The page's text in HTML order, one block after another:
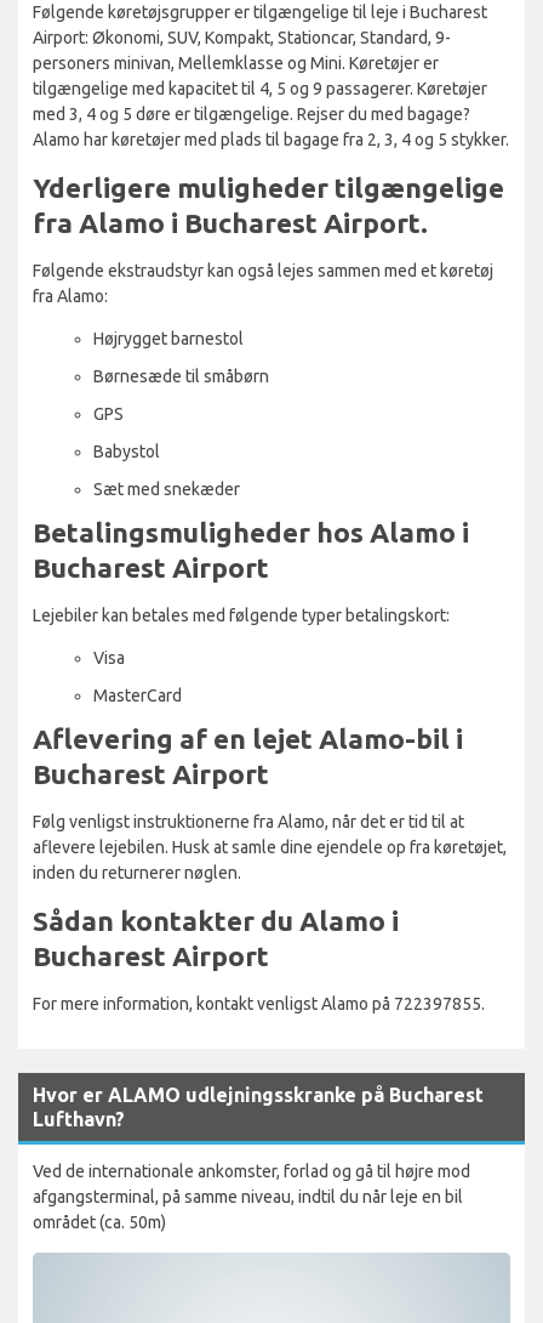
Følgende køretøjsgrupper er tilgængelige til leje i Bucharest
Airport: Økonomi, SUV, Kompakt, Stationcar, Standard, 9-
personers minivan, Mellemklasse og Mini. Køretøjer er
tilgængelige med kapacitet til 4, 5 og 9 passagerer. Køretøjer
med 3, 4 og 5 døre er tilgængelige. Rejser du med bagage?
Alamo har køretøjer med plads til bagage fra 2, 3, 4 og 5 stykker.
Yderligere muligheder tilgængelige
fra Alamo i Bucharest Airport.
Følgende ekstraudstyr kan også lejes sammen med et køretøj
fra Alamo:
Højrygget barnestol
Børnesæde til småbørn
GPS
Babystol
Sæt med snekæder
Betalingsmuligheder hos Alamo i
Bucharest Airport
Lejebiler kan betales med følgende typer betalingskort:
Visa
MasterCard
Aflevering af en lejet Alamo-bil i
Bucharest Airport
Følg venligst instruktionerne fra Alamo, når det er tid til at
aflevere lejebilen. Husk at samle dine ejendele op fra køretøjet,
inden du returnerer nøglen.
Sådan kontakter du Alamo i
Bucharest Airport
For mere information, kontakt venligst Alamo på 722397855.
Hvor er ALAMO udlejningsskranke på Bucharest
Lufthavn?
Ved de internationale ankomster, forlad og gå til højre mod
afgangsterminal, på samme niveau, indtil du når leje en bil
området (ca. 50m)